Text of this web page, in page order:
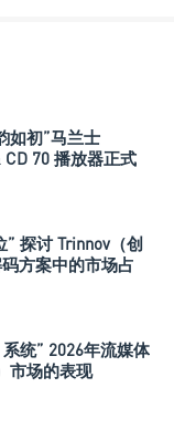
如初”马兰士
70 播放器正式
探讨 Trinnov（创
方案中的市场占
统” 2026年流媒体
市场的表现